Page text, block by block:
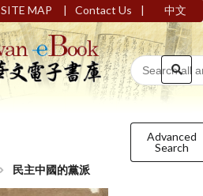
SITE MAP | Contact Us | 中文
Advanced
Search
民主中國的黨派